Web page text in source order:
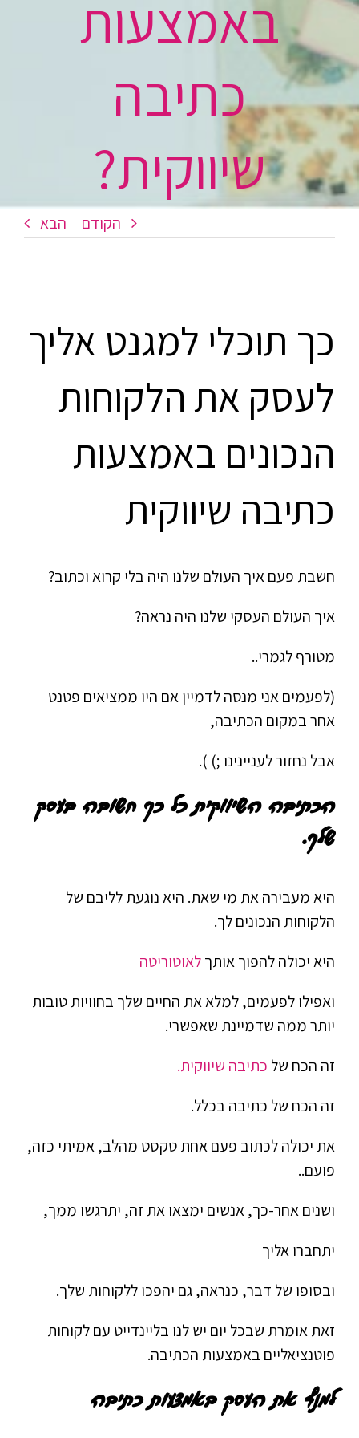
באמצעות
כתיבה
שיווקית?
הקודם הבא
כך תוכלי למגנט אליך
לעסק את הלקוחות
הנכונים באמצעות
כתיבה שיווקית
חשבת פעם איך העולם שלנו היה בלי קרוא וכתוב?
איך העולם העסקי שלנו היה נראה?
מטורף לגמרי..
(לפעמים אני מנסה לדמיין אם היו ממציאים פטנט
אחר במקום הכתיבה,
אבל נחזור לעניינינו ;) ).
הכתיבה השיווקית כל כך חשובה בעסק
שלך.
היא מעבירה את מי שאת. היא נוגעת לליבם של
הלקוחות הנכונים לך.
היא יכולה להפוך אותךלאוטוריטה
ואפילו לפעמים, למלא את החיים שלך בחוויות טובות
יותר ממה שדמיינת שאפשרי.
זה הכח של כתיבה שיווקית.
זה הכח של כתיבה בכלל.
את יכולה לכתוב פעם אחת טקסט מהלב, אמיתי כזה,
פועם..
ושנים אחר-כך, אנשים ימצאו את זה, יתרגשו ממך,
יתחברו אליך
ובסופו של דבר, כנראה, גם יהפכו ללקוחות שלך.
זאת אומרת שבכל יום יש לנו בליינדייט עם לקוחות
פוטנציאליים באמצעות הכתיבה.
למנף את העסק באמצעות כתיבה